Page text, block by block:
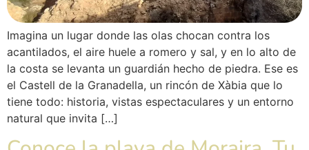
Imagina un lugar donde las olas chocan contra los
acantilados, el aire huele a romero y sal, y en lo alto de
la costa se levanta un guardián hecho de piedra. Ese es
el Castell de la Granadella, un rincón de Xàbia que lo
tiene todo: historia, vistas espectaculares y un entorno
natural que invita […]